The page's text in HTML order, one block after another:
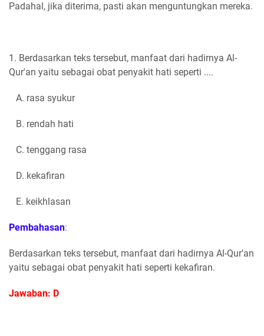
Padahal, jika diterima, pasti akan menguntungkan mereka.
1. Berdasarkan teks tersebut, manfaat dari hadirnya Al-
Qur'an yaitu sebagai obat penyakit hati seperti ....
A. rasa syukur
B. rendah hati
C. tenggang rasa
D. kekafiran
E. keikhlasan
Pembahasan:
Berdasarkan teks tersebut, manfaat dari hadirnya Al-Qur'an
yaitu sebagai obat penyakit hati seperti kekafiran.
Jawaban: D